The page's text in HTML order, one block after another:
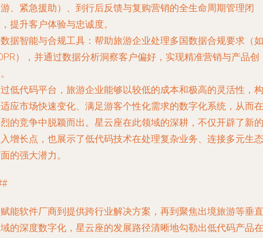
、紧急援助）、到行后反馈与复购营销的全生命周期管理闭
提升客户体验与忠诚度。
数据智能与合规工具 ：帮助旅游企业处理多国数据合规要求（如
），并通过数据分析洞察客户偏好，实现精准营销与产品创
低代码平台，旅游企业能够以较低的成本和极高的灵活性，构
应市场快速变化、满足游客个性化需求的数字化系统，从而在
的竞争中脱颖而出。星云座在此领域的深耕，不仅开辟了新的
增长点，也展示了低代码技术在处理复杂业务、连接多元生态
的强大潜力。
能软件厂商到提供跨行业解决方案，再到聚焦出境旅游等垂直
的深度数字化，星云座的发展路径清晰地勾勒出低代码产品在